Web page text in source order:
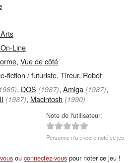
Line
,Vue de côté
fiction / futuriste,Tireur, Robot
, DOS (1987),Amiga (1987),
(1987), Macintosh (1990)
Note de l'utilisateur:
Personne n'a encore noté ce jeu
ou connectez-vouspour noter ce jeu !